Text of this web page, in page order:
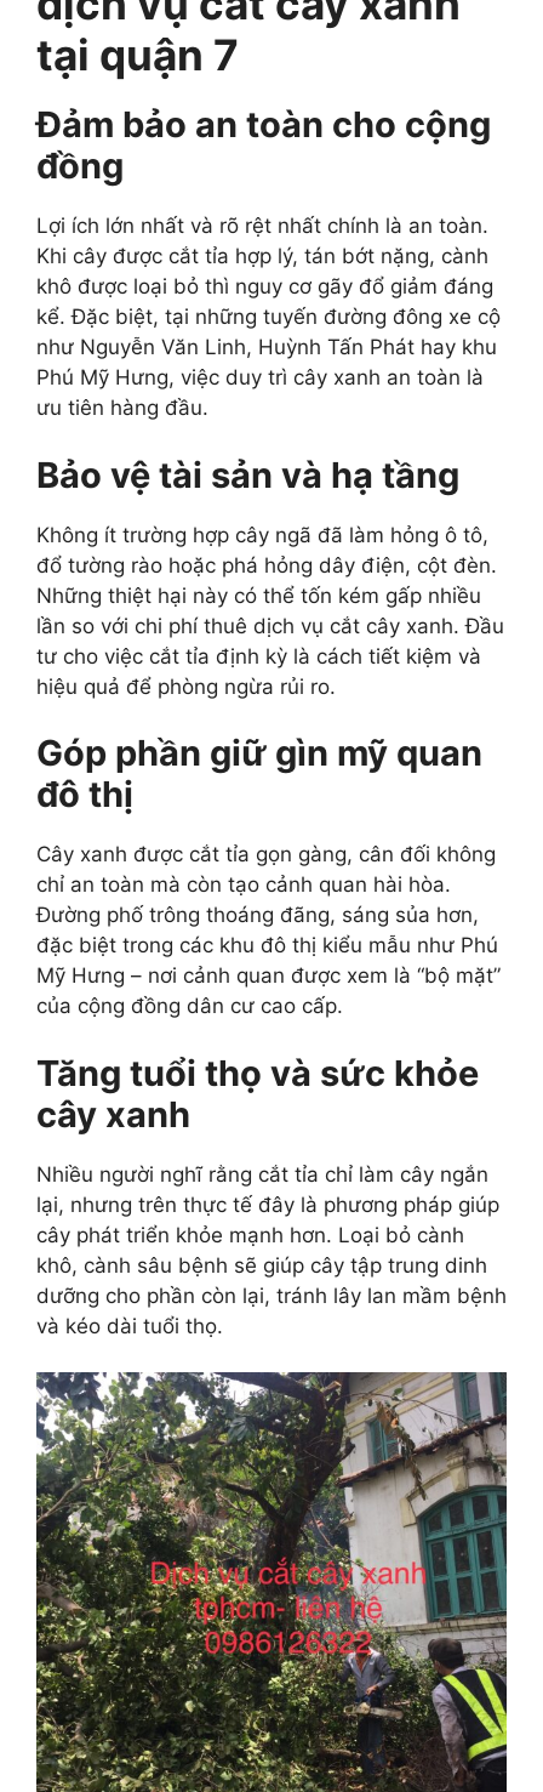
tại quận 7
Đảm bảo an toàn cho cộng
đồng
Lợi ích lớn nhất và rõ rệt nhất chính là an toàn.
Khi cây được cắt tỉa hợp lý, tán bớt nặng, cành
khô được loại bỏ thì nguy cơ gãy đổ giảm đáng
kể. Đặc biệt, tại những tuyến đường đông xe cộ
như Nguyễn Văn Linh, Huỳnh Tấn Phát hay khu
Phú Mỹ Hưng, việc duy trì cây xanh an toàn là
ưu tiên hàng đầu.
Bảo vệ tài sản và hạ tầng
Không ít trường hợp cây ngã đã làm hỏng ô tô,
đổ tường rào hoặc phá hỏng dây điện, cột đèn.
Những thiệt hại này có thể tốn kém gấp nhiều
lần so với chi phí thuê dịch vụ cắt cây xanh. Đầu
tư cho việc cắt tỉa định kỳ là cách tiết kiệm và
hiệu quả để phòng ngừa rủi ro.
Góp phần giữ gìn mỹ quan
đô thị
Cây xanh được cắt tỉa gọn gàng, cân đối không
chỉ an toàn mà còn tạo cảnh quan hài hòa.
Đường phố trông thoáng đãng, sáng sủa hơn,
đặc biệt trong các khu đô thị kiểu mẫu như Phú
Mỹ Hưng – nơi cảnh quan được xem là “bộ mặt”
của cộng đồng dân cư cao cấp.
Tăng tuổi thọ và sức khỏe
cây xanh
Nhiều người nghĩ rằng cắt tỉa chỉ làm cây ngắn
lại, nhưng trên thực tế đây là phương pháp giúp
cây phát triển khỏe mạnh hơn. Loại bỏ cành
khô, cành sâu bệnh sẽ giúp cây tập trung dinh
dưỡng cho phần còn lại, tránh lây lan mầm bệnh
và kéo dài tuổi thọ.